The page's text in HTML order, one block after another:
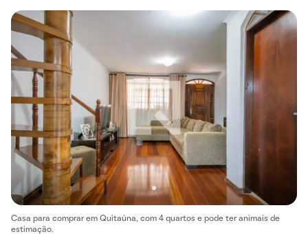
Casa para comprar em Quitaúna, com 4 quartos e pode ter animais de
estimação.